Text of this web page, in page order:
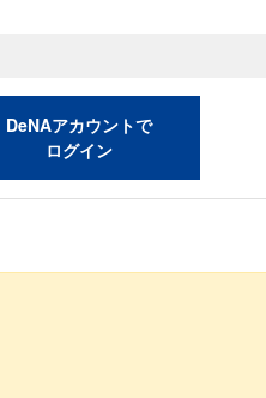
DeNAアカウントで
ログイン